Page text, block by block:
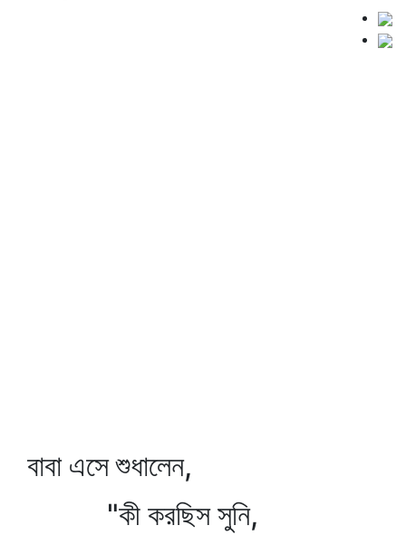
বাবা এসে শুধালেন,
"কী করছিস সুনি,